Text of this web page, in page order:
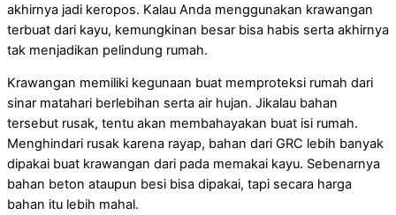
akhirnya jadi keropos. Kalau Anda menggunakan krawangan
terbuat dari kayu, kemungkinan besar bisa habis serta akhirnya
tak menjadikan pelindung rumah.
Krawangan memiliki kegunaan buat memproteksi rumah dari
sinar matahari berlebihan serta air hujan. Jikalau bahan
tersebut rusak, tentu akan membahayakan buat isi rumah.
Menghindari rusak karena rayap, bahan dari GRC lebih banyak
dipakai buat krawangan dari pada memakai kayu. Sebenarnya
bahan beton ataupun besi bisa dipakai, tapi secara harga
bahan itu lebih mahal.